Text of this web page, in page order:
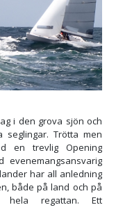
i den grova sjön och
Trötta men
en trevlig Opening
evenemangsansvarig
har all anledning
både på land och på
regattan. Ett